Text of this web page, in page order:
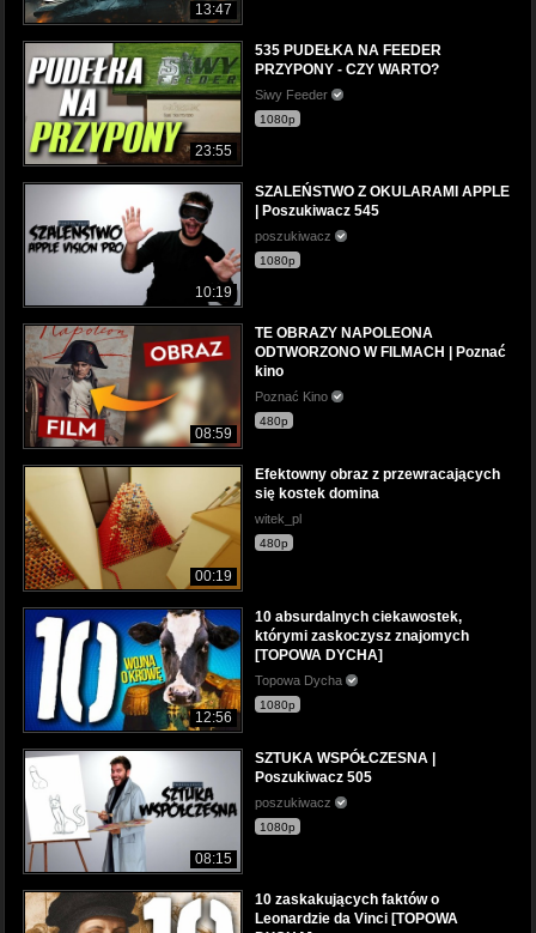
13:47
23:55
535 PUDEŁKA NA FEEDER
PRZYPONY - CZY WARTO?
Siwy Feeder
1080p
10:19
SZALEŃSTWO Z OKULARAMI APPLE
| Poszukiwacz 545
poszukiwacz
1080p
08:59
TE OBRAZY NAPOLEONA
ODTWORZONO W FILMACH | Poznać
kino
Poznać Kino
480p
00:19
Efektowny obraz z przewracających
się kostek domina
witek_pl
480p
12:56
10 absurdalnych ciekawostek,
którymi zaskoczysz znajomych
[TOPOWA DYCHA]
Topowa Dycha
1080p
08:15
SZTUKA WSPÓŁCZESNA |
Poszukiwacz 505
poszukiwacz
1080p
10 zaskakujących faktów o
Leonardzie da Vinci [TOPOWA